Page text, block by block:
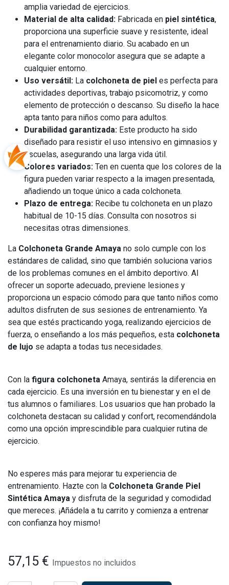
amplia variedad de ejercicios.
Material de alta calidad: Fabricada en piel sintética,
proporciona una superficie suave y resistente, ideal
para el entrenamiento diario. Su acabado en un
elegante color monocolor asegura que se adapte a
cualquier entorno.
Uso versátil: La colchoneta de piel es perfecta para
actividades deportivas, trabajo psicomotriz, y como
elemento de protección o descanso. Su diseño la hace
apta tanto para niños como para adultos.
Durabilidad garantizada: Este producto ha sido
diseñado para resistir el uso intensivo en gimnasios y
escuelas, asegurando una larga vida útil.
Colores variados: Ten en cuenta que los colores de la
figura pueden variar respecto a la imagen presentada,
añadiendo un toque único a cada colchoneta.
Plazo de entrega: Recibe tu colchoneta en un plazo
habitual de 10-15 días. Consulta con nosotros si
necesitas otras dimensiones.
La Colchoneta Grande Amaya no solo cumple con los
estándares de calidad, sino que también soluciona varios
de los problemas comunes en el ámbito deportivo. Al
ofrecer un soporte adecuado, previene lesiones y
proporciona un espacio cómodo para que tanto niños como
adultos disfruten de sus sesiones de entrenamiento. Ya
sea que estés practicando yoga, realizando ejercicios de
fuerza, o enseñando a los más pequeños, esta colchoneta
de lujo se adapta a todas tus necesidades.
Con la figura colchoneta Amaya, sentirás la diferencia en
cada ejercicio. Es una inversión en tu bienestar y en el de
tus alumnos o familiares. Los usuarios que han probado la
colchoneta destacan su calidad y confort, recomendándola
como una opción imprescindible para cualquier rutina de
ejercicio.
No esperes más para mejorar tu experiencia de
entrenamiento. Hazte con la Colchoneta Grande Piel
Sintética Amaya y disfruta de la seguridad y comodidad
que mereces. ¡Añádela a tu carrito y comienza a entrenar
con confianza hoy mismo!
57,15 € Impuestos no incluidos